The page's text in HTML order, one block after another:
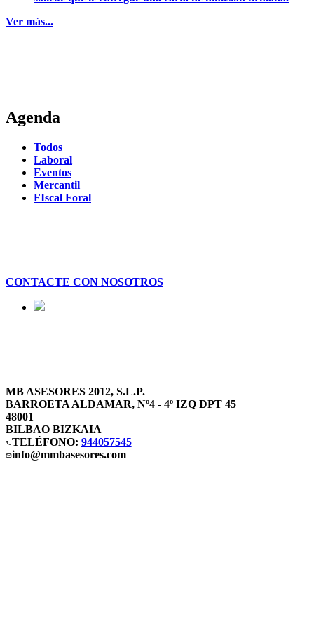
Ver más...
Agenda
Todos
Laboral
Eventos
Mercantil
FIscal Foral
CONTACTE CON NOSOTROS
MB ASESORES 2012, S.L.P.
BARROETA ALDAMAR, Nº4 - 4º IZQ DPT 45
48001
BILBAO BIZKAIA
TELÉFONO: 944057545
info@mmbasesores.com